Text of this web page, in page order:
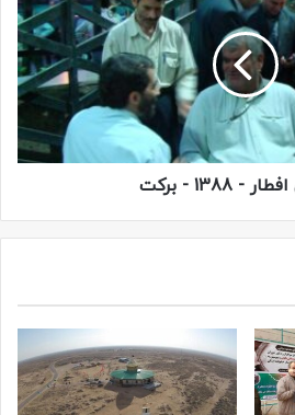
گرامی باد…
شهید سعید لطفی
1388 - برکت